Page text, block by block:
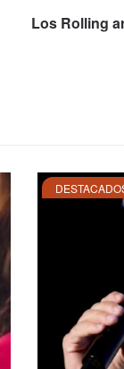
Los Rolling